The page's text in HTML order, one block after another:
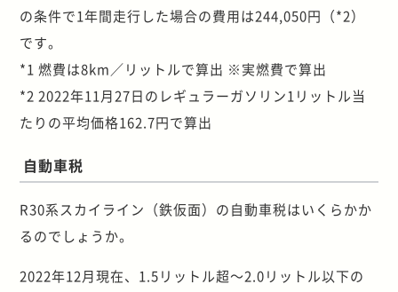
の条件で1年間走行した場合の費用は244,050円（*2）
です。
*1 燃費は8km／リットルで算出 ※実燃費で算出
*2 2022年11月27日のレギュラーガソリン1リットル当
たりの平均価格162.7円で算出
自動車税
R30系スカイライン（鉄仮面）の自動車税はいくらかか
るのでしょうか。
2022年12月現在、1.5リットル超～2.0リットル以下の